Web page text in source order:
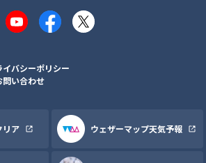
YouTubeFacebook
X
イバシーポリシー
問い合わせ
リア ウェザーマップ天気予報